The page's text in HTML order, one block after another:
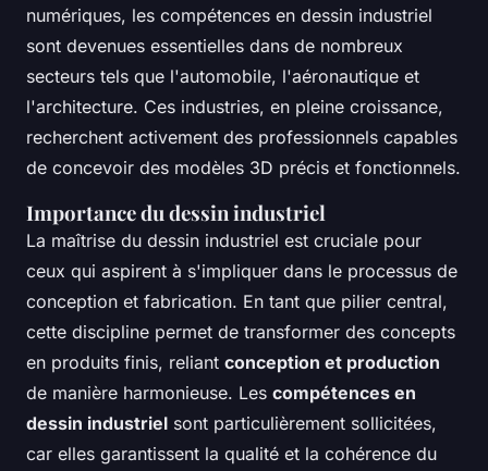
numériques, les compétences en dessin industriel
sont devenues essentielles dans de nombreux
secteurs tels que l'automobile, l'aéronautique et
l'architecture. Ces industries, en pleine croissance,
recherchent activement des professionnels capables
de concevoir des modèles 3D précis et fonctionnels.
Importance du dessin industriel
La maîtrise du dessin industriel est cruciale pour
ceux qui aspirent à s'impliquer dans le processus de
conception et fabrication. En tant que pilier central,
cette discipline permet de transformer des concepts
en produits finis, reliant conception et production
de manière harmonieuse. Les compétences en
dessin industriel sont particulièrement sollicitées,
car elles garantissent la qualité et la cohérence du